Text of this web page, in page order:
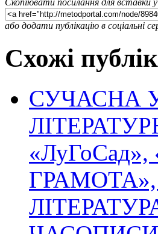
або додати публікацію в соціальні
Схожі
СУЧАСНА